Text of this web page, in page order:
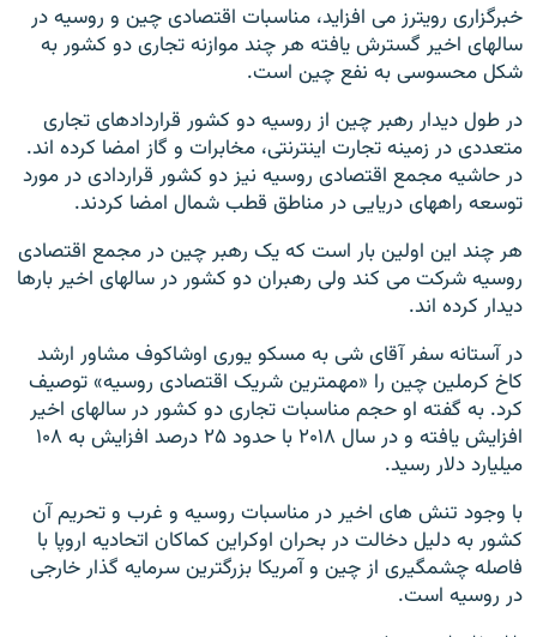
خبرگزاری رویترز می افزاید، مناسبات اقتصادی چین و روسیه در
سالهای اخیر گسترش یافته هر چند موازنه تجاری دو کشور به
شکل محسوسی به نفع چین است.
در طول دیدار رهبر چین از روسیه دو کشور قراردادهای تجاری
متعددی در زمینه تجارت اینترنتی، مخابرات و گاز امضا کرده اند.
در حاشیه مجمع اقتصادی روسیه نیز دو کشور قراردادی در مورد
توسعه راههای دریایی در مناطق قطب شمال امضا کردند.
هر چند این اولین بار است که یک رهبر چین در مجمع اقتصادی
روسیه شرکت می کند ولی رهبران دو کشور در سالهای اخیر بارها
دیدار کرده اند.
در آستانه سفر آقای شی به مسکو یوری اوشاکوف مشاور ارشد
کاخ کرملین چین را «مهمترین شریک اقتصادی روسیه» توصیف
کرد. به گفته او حجم مناسبات تجاری دو کشور در سالهای اخیر
افزایش یافته و در سال ۲۰۱۸ با حدود ۲۵ درصد افزایش به ۱۰۸
میلیارد دلار رسید.
با وجود تنش های اخیر در مناسبات روسیه و غرب و تحریم آن
کشور به دلیل دخالت در بحران اوکراین کماکان اتحادیه اروپا با
فاصله چشمگیری از چین و آمریکا بزرگترین سرمایه گذار خارجی
در روسیه است.